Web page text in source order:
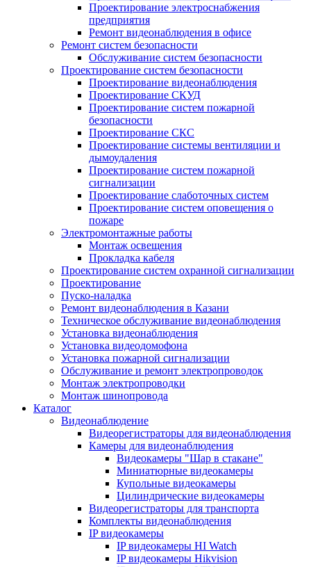
Проектирование электроснабжения
предприятия
Ремонт видеонаблюдения в офисе
Ремонт систем безопасности
Обслуживание систем безопасности
Проектирование систем безопасности
Проектирование видеонаблюдения
Проектирование СКУД
Проектирование систем пожарной
безопасности
Проектирование СКС
Проектирование системы вентиляции и
дымоудаления
Проектирование систем пожарной
сигнализации
Проектирование слаботочных систем
Проектирование систем оповещения о
пожаре
Электромонтажные работы
Монтаж освещения
Прокладка кабеля
Проектирование систем охранной сигнализации
Проектирование
Пуско-наладка
Ремонт видеонаблюдения в Казани
Техническое обслуживание видеонаблюдения
Установка видеонаблюдения
Установка видеодомофона
Установка пожарной сигнализации
Обслуживание и ремонт электропроводок
Монтаж электропроводки
Монтаж шинопровода
Каталог
Видеонаблюдение
Видеорегистраторы для видеонаблюдения
Камеры для видеонаблюдения
Видеокамеры "Шар в стакане"
Миниатюрные видеокамеры
Купольные видеокамеры
Цилиндрические видеокамеры
Видеорегистраторы для транспорта
Комплекты видеонаблюдения
IP видеокамеры
IP видеокамеры HI Watch
IP видеокамеры Hikvision